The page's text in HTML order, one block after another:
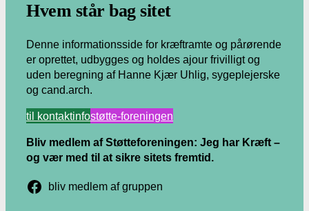
Hvem står bag sitet
Denne informationsside for kræftramte og pårørende
er oprettet, udbygges og holdes ajour frivilligt og
uden beregning af Hanne Kjær Uhlig, sygeplejerske
og cand.arch.
til kontaktinfostøtte-foreningen
Bliv medlem af Støtteforeningen: Jeg har Kræft –
og vær med til at sikre sitets fremtid.
bliv medlem af gruppen